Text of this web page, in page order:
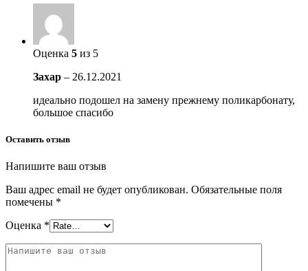
Оценка 5 из 5
Захар – 26.12.2021
идеально подошел на замену прежнему поликарбонату,
большое спасибо
Оставить отзыв
Напишите ваш отзыв
Ваш адрес email не будет опубликован. Обязательные поля
помечены *
Оценка *